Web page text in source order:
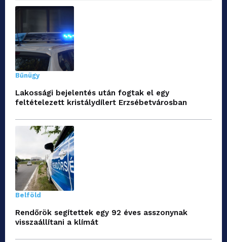
Bűnügy
Lakossági bejelentés után fogtak el egy
feltételezett kristálydílert Erzsébetvárosban
Belföld
Rendőrök segítettek egy 92 éves asszonynak
visszaállítani a klímát